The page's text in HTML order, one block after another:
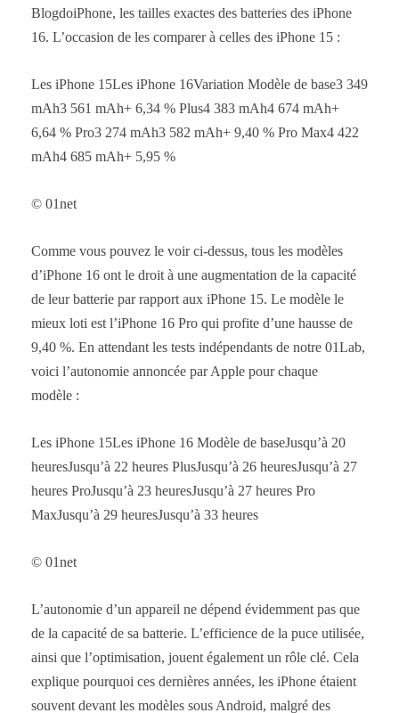
BlogdoiPhone, les tailles exactes des batteries des iPhone
16. L’occasion de les comparer à celles des iPhone 15 :
Les iPhone 15Les iPhone 16Variation Modèle de base3 349
mAh3 561 mAh+ 6,34 % Plus4 383 mAh4 674 mAh+
6,64 % Pro3 274 mAh3 582 mAh+ 9,40 % Pro Max4 422
mAh4 685 mAh+ 5,95 %
© 01net
Comme vous pouvez le voir ci-dessus, tous les modèles
d’iPhone 16 ont le droit à une augmentation de la capacité
de leur batterie par rapport aux iPhone 15. Le modèle le
mieux loti est l’iPhone 16 Pro qui profite d’une hausse de
9,40 %. En attendant les tests indépendants de notre 01Lab,
voici l’autonomie annoncée par Apple pour chaque
modèle :
Les iPhone 15Les iPhone 16 Modèle de baseJusqu’à 20
heuresJusqu’à 22 heures PlusJusqu’à 26 heuresJusqu’à 27
heures ProJusqu’à 23 heuresJusqu’à 27 heures Pro
MaxJusqu’à 29 heuresJusqu’à 33 heures
© 01net
L’autonomie d’un appareil ne dépend évidemment pas que
de la capacité de sa batterie. L’efficience de la puce utilisée,
ainsi que l’optimisation, jouent également un rôle clé. Cela
explique pourquoi ces dernières années, les iPhone étaient
souvent devant les modèles sous Android, malgré des